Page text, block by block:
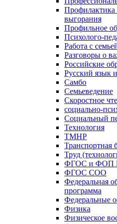
Профилактика
выгорания
Профильное
Психолого-
Работа с
Разговоры о
Российские
Русский язык
Самбо
Семьеведение
Скоростное
социально-
Социальный
Технология
ТМНР
Транспортная
Труд
ФГОС и ФОП
ФГОС СОО
Федеральная
программа
Федеральные
Физика
Физическое